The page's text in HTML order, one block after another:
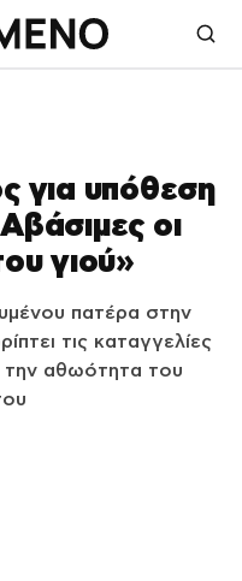
για υπόθεση
οι
γιού»
πατέρα στην
τις καταγγελίες
την αθωότητα του